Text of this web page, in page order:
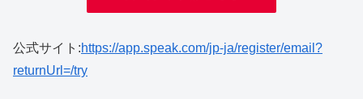
公式サイト:https://app.speak.com/jp-ja/register/email?
returnUrl=/try